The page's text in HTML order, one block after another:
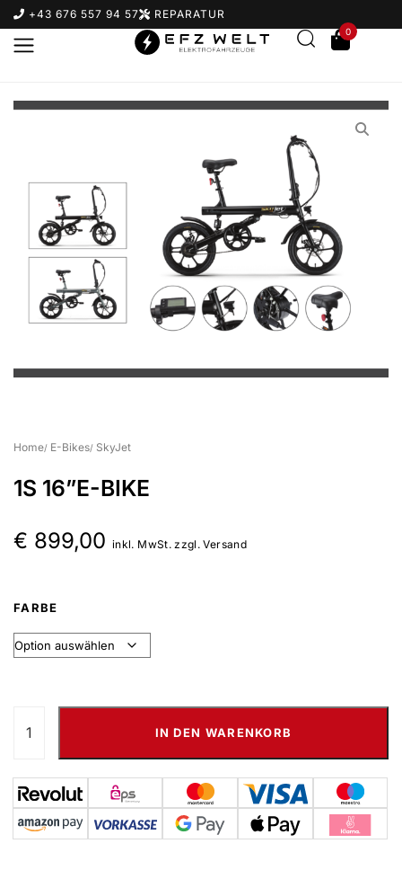
+43 676 557 94 57 REPARATUR
0
Home E-Bikes SkyJet
1S 16”E-BIKE
€ 899,00 inkl. MwSt. zzgl. Versand
FARBE
IN DEN WARENKORB